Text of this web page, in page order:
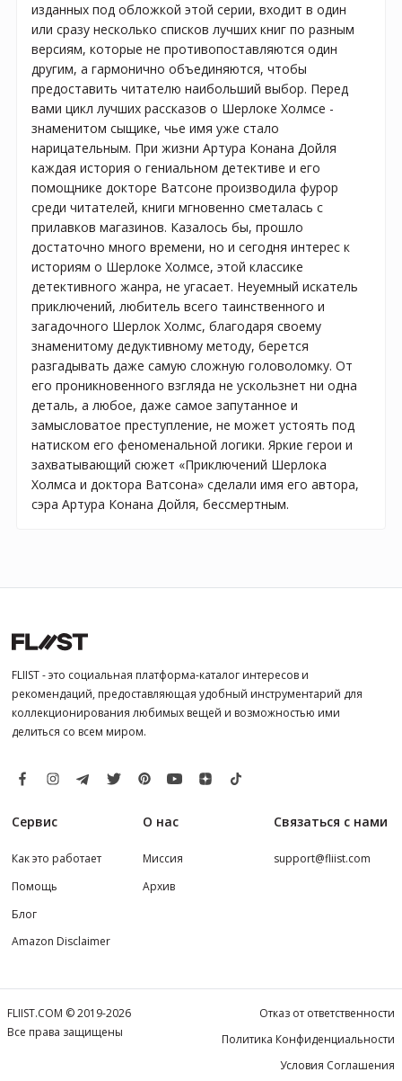
изданных под обложкой этой серии, входит в один
или сразу несколько списков лучших книг по разным
версиям, которые не противопоставляются один
другим, а гармонично объединяются, чтобы
предоставить читателю наибольший выбор. Перед
вами цикл лучших рассказов о Шерлоке Холмсе -
знаменитом сыщике, чье имя уже стало
нарицательным. При жизни Артура Конана Дойля
каждая история о гениальном детективе и его
помощнике докторе Ватсоне производила фурор
среди читателей, книги мгновенно сметалась с
прилавков магазинов. Казалось бы, прошло
достаточно много времени, но и сегодня интерес к
историям о Шерлоке Холмсе, этой классике
детективного жанра, не угасает. Неуемный искатель
приключений, любитель всего таинственного и
загадочного Шерлок Холмс, благодаря своему
знаменитому дедуктивному методу, берется
разгадывать даже самую сложную головоломку. От
его проникновенного взгляда не ускользнет ни одна
деталь, а любое, даже самое запутанное и
замысловатое преступление, не может устоять под
натиском его феноменальной логики. Яркие герои и
захватывающий сюжет «Приключений Шерлока
Холмса и доктора Ватсона» сделали имя его автора,
сэра Артура Конана Дойля, бессмертным.
FLIIST - это социальная платформа-каталог интересов и
рекомендаций, предоставляющая удобный инструментарий для
коллекционирования любимых вещей и возможностью ими
делиться со всем миром.
Сервис
Как это работает
Помощь
Блог
Amazon Disclaimer
О нас
Миссия
Архив
Связаться с нами
support@fliist.com
FLIIST.COM © 2019-2026
Все права защищены
Отказ от ответственности
Политика Конфиденциальности
Условия Соглашения